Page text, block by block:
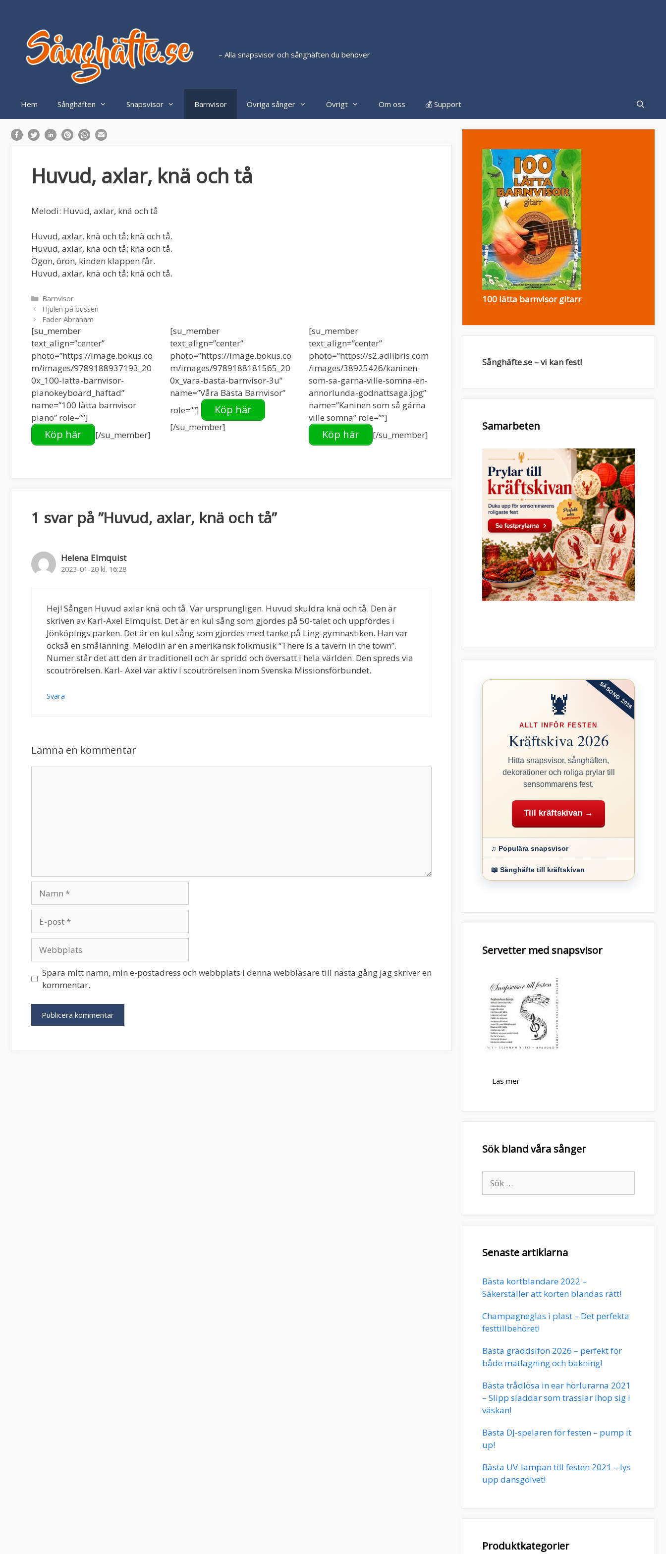
– Alla snapsvisor och sånghäften du behöver
Hem Sånghäften Snapsvisor Barnvisor Övriga sånger Övrigt Om oss 💰 Support
Huvud, axlar, knä och tå
Melodi: Huvud, axlar, knä och tå
Huvud, axlar, knä och tå; knä och tå.
Huvud, axlar, knä och tå; knä och tå.
Ögon, öron, kinden klappen får.
Huvud, axlar, knä och tå; knä och tå.
Kategorier
Barnvisor
Hjulen på bussen
Fader Abraham
[su_member
text_align=”center”
photo=”https://image.bokus.co
m/images/9789188937193_20
0x_100-latta-barnvisor-
pianokeyboard_haftad”
name=”100 lätta barnvisor
piano” role=””]
Köp här [/su_member]
[su_member
text_align=”center”
photo=”https://image.bokus.co
m/images/9789188181565_20
0x_vara-basta-barnvisor-3u”
name=”Våra Bästa Barnvisor”
role=””]
Köp här
[/su_member]
[su_member
text_align=”center”
photo=”https://s2.adlibris.com
/images/38925426/kaninen-
som-sa-garna-ville-somna-en-
annorlunda-godnattsaga.jpg”
name=”Kaninen som så gärna
ville somna” role=””]
Köp här [/su_member]
1 svar på ”Huvud, axlar, knä och tå”
Helena Elmquist
2023-01-20 kl. 16:28
Hej! Sången Huvud axlar knä och tå. Var ursprungligen. Huvud skuldra knä och tå. Den är
skriven av Karl-Axel Elmquist. Det är en kul sång som gjordes på 50-talet och uppfördes i
Jönköpings parken. Det är en kul sång som gjordes med tanke på Ling-gymnastiken. Han var
också en smålänning. Melodin är en amerikansk folkmusik “There is a tavern in the town”.
Numer står det att den är traditionell och är spridd och översatt i hela världen. Den spreds via
scoutrörelsen. Karl- Axel var aktiv i scoutrörelsen inom Svenska Missionsförbundet.
Svara
Lämna en kommentar
post
Spara mitt namn, min e-postadress och webbplats i denna webbläsare till nästa gång jag skriver en
kommentar.
100 lätta barnvisor gitarr
Sånghäfte.se – vi kan fest!
Samarbeten
SÄSONG 2026
🦞
ALLT INFÖR FESTEN
Kräftskiva 2026
Hitta snapsvisor, sånghäften,
dekorationer och roliga prylar till
sensommarens fest.
Till kräftskivan →
♫ Populära snapsvisor
📖 Sånghäfte till kräftskivan
Servetter med snapsvisor
Läs mer
Sök bland våra sånger
efter:
Senaste artiklarna
Bästa kortblandare 2022 –
Säkerställer att korten blandas rätt!
Champagneglas i plast – Det perfekta
festtillbehöret!
Bästa gräddsifon 2026 – perfekt för
både matlagning och bakning!
Bästa trådlösa in ear hörlurarna 2021
– Slipp sladdar som trasslar ihop sig i
väskan!
Bästa DJ-spelaren för festen – pump it
up!
Bästa UV-lampan till festen 2021 – lys
upp dansgolvet!
Produktkategorier